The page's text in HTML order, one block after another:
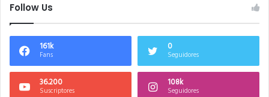
Follow Us
161k
Fans
0
Seguidores
36.200
Suscriptores
108k
Seguidores